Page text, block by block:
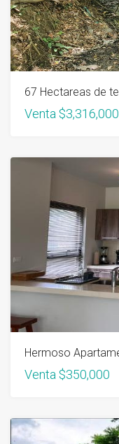
Venta $3,316,000
Venta $350,000